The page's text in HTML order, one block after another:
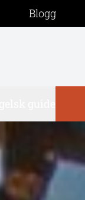
Blogg